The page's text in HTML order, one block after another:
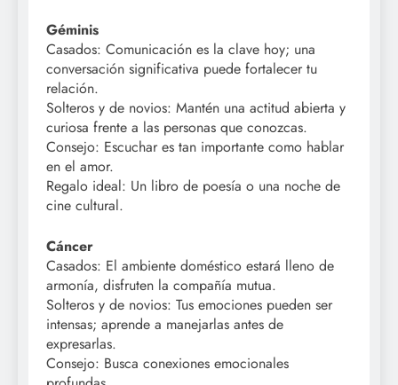
Géminis
Casados: Comunicación es la clave hoy; una
conversación significativa puede fortalecer tu
relación.
Solteros y de novios: Mantén una actitud abierta y
curiosa frente a las personas que conozcas.
Consejo: Escuchar es tan importante como hablar
en el amor.
Regalo ideal: Un libro de poesía o una noche de
cine cultural.
Cáncer
Casados: El ambiente doméstico estará lleno de
armonía, disfruten la compañía mutua.
Solteros y de novios: Tus emociones pueden ser
intensas; aprende a manejarlas antes de
expresarlas.
Consejo: Busca conexiones emocionales